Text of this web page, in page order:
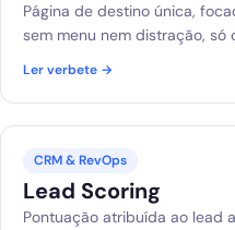
Página de destino única,
sem menu nem distração, só
Ler verbete →
CRM & RevOps
Lead Scoring
Pontuação atribuída ao lead